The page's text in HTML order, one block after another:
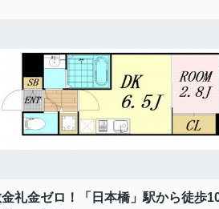
礼金ゼロ！「日本橋」駅から徒歩